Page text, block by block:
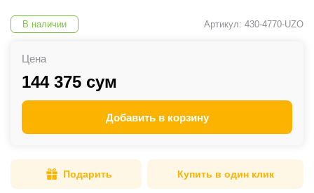
В наличии Артикул: 430-4770-UZO
Цена
144 375 сум
Добавить в корзину
Подарить Купить в один клик